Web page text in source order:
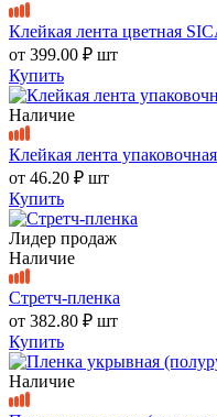
Клейкая лента цветная
от 399.00 ₽ шт
Купить
Наличие
Клейкая лента упаковочная
от 46.20 ₽ шт
Купить
Лидер продаж
Наличие
Стретч-пленка
от 382.80 ₽ шт
Купить
Наличие